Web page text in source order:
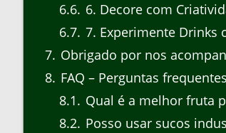
6.6 6. Decore com
6.7 7. Experimente Drinks
7 Obrigado por nos
8 FAQ – Perguntas
8.1
Qual é a melhor fruta
8.2 Posso usar sucos